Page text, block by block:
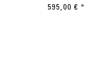
595,00 € *